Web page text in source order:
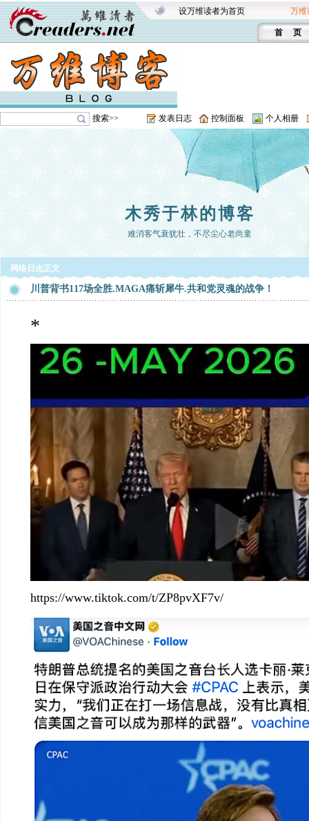
设万维读者为首页 万维
首 页
搜索>> 发表日志 控制面板 个人相册
木秀于林的博客
难消客气衰犹壮，不尽尘心老尚童
网络日志正文
川普背书117场全胜.MAGA痛斩犀牛.共和党灵魂的战争！
*
https://www.tiktok.com/t/ZP8pvXF7v/